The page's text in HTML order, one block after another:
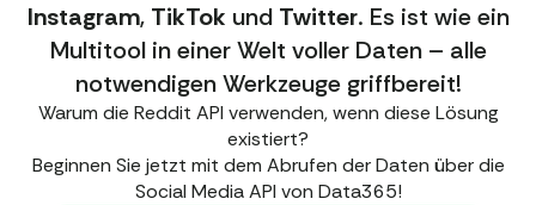
Instagram, TikTok und Twitter. Es ist wie ein
Multitool in einer Welt voller Daten – alle
notwendigen Werkzeuge griffbereit!
Warum die Reddit API verwenden, wenn diese Lösung
existiert?
Beginnen Sie jetzt mit dem Abrufen der Daten über die
Social Media API von Data365!